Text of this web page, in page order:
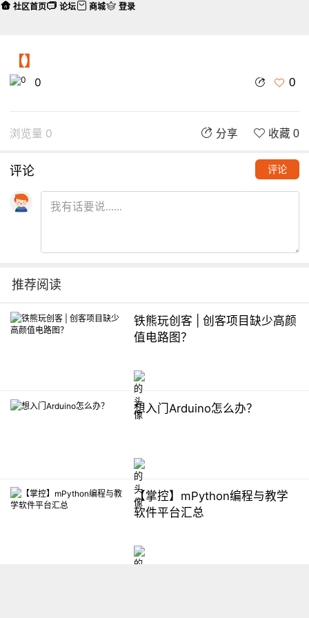
【】
0 0
浏览量 0 分享 收藏 0
评论 评论
推荐阅读
铁熊玩创客 | 创客项目缺少高颜
值电路图？
想入门Arduino怎么办？
【掌控】mPython编程与教学
软件平台汇总
社区首页 论坛 商城 登录